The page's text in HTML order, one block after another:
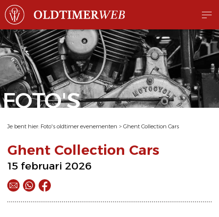
FOTO'S
Je bent hier: Foto's oldtimer evenementen > Ghent Collection Cars
Ghent Collection Cars
15 februari 2026